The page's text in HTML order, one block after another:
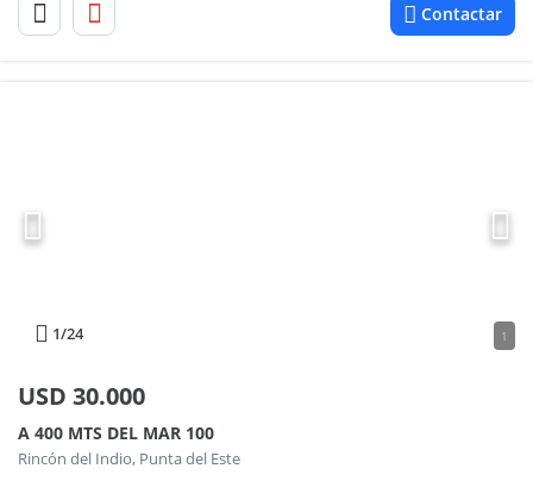
Contactar
1/24 1
USD 30.000
A 400 MTS DEL MAR 100
Rincón del Indio, Punta del Este